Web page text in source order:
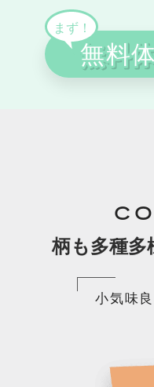
柄も多種多
小気味